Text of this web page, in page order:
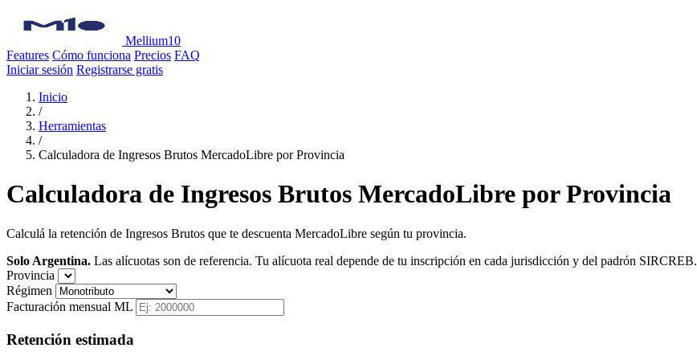
Mellium10
Features Cómo funciona Precios FAQ
Iniciar sesión Registrarse gratis
Inicio
/
Herramientas
/
Calculadora de Ingresos Brutos MercadoLibre por Provincia
Calculadora de Ingresos Brutos MercadoLibre por Provincia
Calculá la retención de Ingresos Brutos que te descuenta MercadoLibre según tu provincia.
Solo Argentina. Las alícuotas son de referencia. Tu alícuota real depende de tu inscripción en cada jurisdicción y del padrón SIRCREB.
Provincia
Régimen
Facturación mensual ML
Retención estimada